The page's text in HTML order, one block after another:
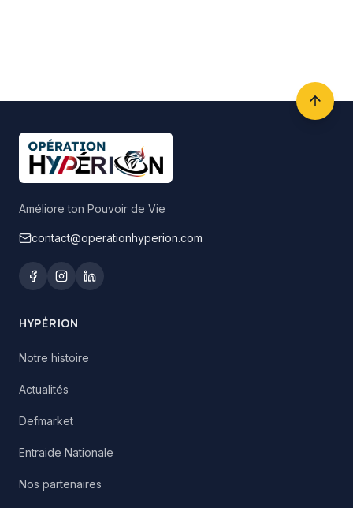
Améliore ton Pouvoir de Vie
contact@operationhyperion.com
HYPÉRION
Notre histoire
Actualités
Defmarket
Entraide Nationale
Nos partenaires